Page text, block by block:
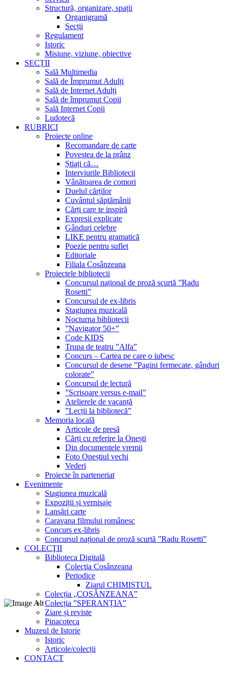
Structură, organizare, spații
Organigramă
Secții
Regulament
Istoric
Misiune, viziune, obiective
SECȚII
Sală Multimedia
Sală de Împrumut Adulți
Sală de Internet Adulți
Sală de împrumut Copii
Sală Internet Copii
Ludotecă
RUBRICI
Proiecte online
Recomandare de carte
Povestea de la prânz
Știați că…
Interviurile Bibliotecii
Vânătoarea de comori
Duelul cărților
Cuvântul săptămânii
Cărți care te inspiră
Expresii explicate
Gânduri celebre
LIKE pentru gramatică
Poezie pentru suflet
Editoriale
Filiala Cosânzeana
Proiectele bibliotecii
Concursul național de proză scurtă ”Radu
Rosetti”
Concursul de ex-libris
Stagiunea muzicală
Nocturna bibliotecii
”Navigator 50+”
Code KIDS
Trupa de teatru ”Alfa”
Concurs – Cartea pe care o iubesc
Concursul de desene ”Pagini fermecate, gânduri
colorate”
Concursul de lectură
”Scrisoare versus e-mail”
Atelierele de vacanță
”Lecții la bibliotecă”
Memoria locală
Articole de presă
Cărți cu referire la Onești
Din documentele vremii
Foto Oneștiul vechi
Vederi
Proiecte în parteneriat
Evenimente
Stagiunea muzicală
Expoziții și vernisaje
Lansări carte
Caravana filmului românesc
Concurs ex-libris
Concursul național de proză scurtă ”Radu Rosetti”
COLECŢII
Biblioteca Digitală
Colecţia Cosânzeana
Periodice
Ziarul CHIMISTUL
Colecția „COSÂNZEANA”
Colecția ”SPERANȚIA”
Ziare și reviste
Pinacoteca
Muzeul de Istorie
Istoric
Articole/colecții
CONTACT